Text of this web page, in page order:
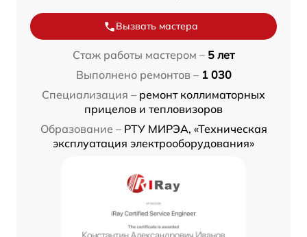
Вызвать мастера
Стаж работы мастером – 5 лет
Выполнено ремонтов – 1 030
Специализация – ремонт коллиматорных
прицелов и тепловизоров
Образование – РТУ МИРЭА, «Техническая
эксплуатация электрооборудования»